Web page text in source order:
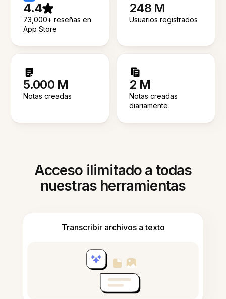
4.4
73,000+ reseñas en
App Store
248 M
Usuarios registrados
5.000 M
Notas creadas
2 M
Notas creadas
diariamente
Acceso ilimitado a todas
nuestras herramientas
Transcribir archivos a texto